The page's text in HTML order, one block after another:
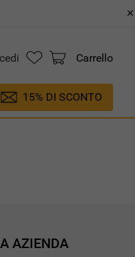
Carrello
15% DI SCONTO
AZIENDA